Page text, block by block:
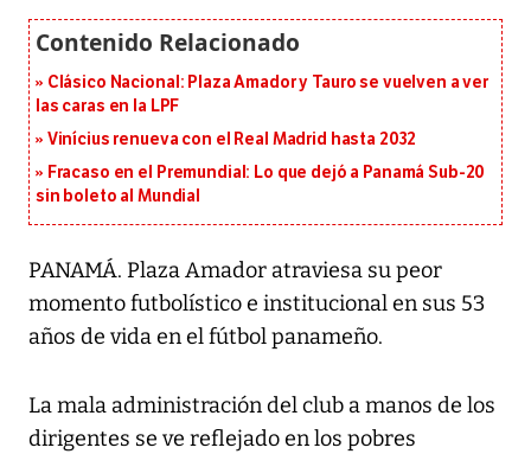
Clásico Nacional: Plaza Amador y Tauro se vuelven a ver
las caras en la LPF
Vinícius renueva con el Real Madrid hasta 2032
Fracaso en el Premundial: Lo que dejó a Panamá Sub-20
sin boleto al Mundial
PANAMÁ. Plaza Amador atraviesa su peor
momento futbolístico e institucional en sus 53
años de vida en el fútbol panameño.
La mala administración del club a manos de los
dirigentes se ve reflejado en los pobres